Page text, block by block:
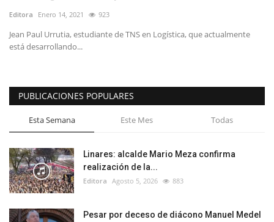
Editora Enero 14, 2021 923
Jean Paul Urrutia, estudiante de TNS en Logística, que actualmente
está desarrollando...
PUBLICACIONES POPULARES
Esta Semana Este Mes Todas
Linares: alcalde Mario Meza confirma
realización de la...
Editora Agosto 5, 2026 883
Pesar por deceso de diácono Manuel Medel